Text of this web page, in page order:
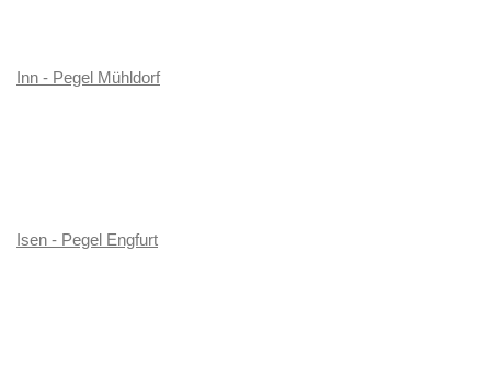
Inn - Pegel Mühldorf
Isen - Pegel Engfurt